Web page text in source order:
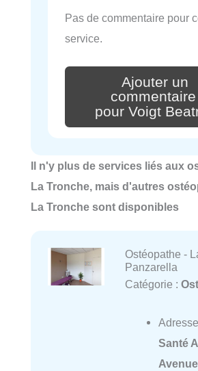
Pas de commentaire pour
service.
Ajouter un
commentaire
pour Voigt
Il n'y plus de services liés aux
La Tronche, mais d'autres
La Tronche sont disponibles
Ostéopathe -
Panzarella
Catégorie :
Santé